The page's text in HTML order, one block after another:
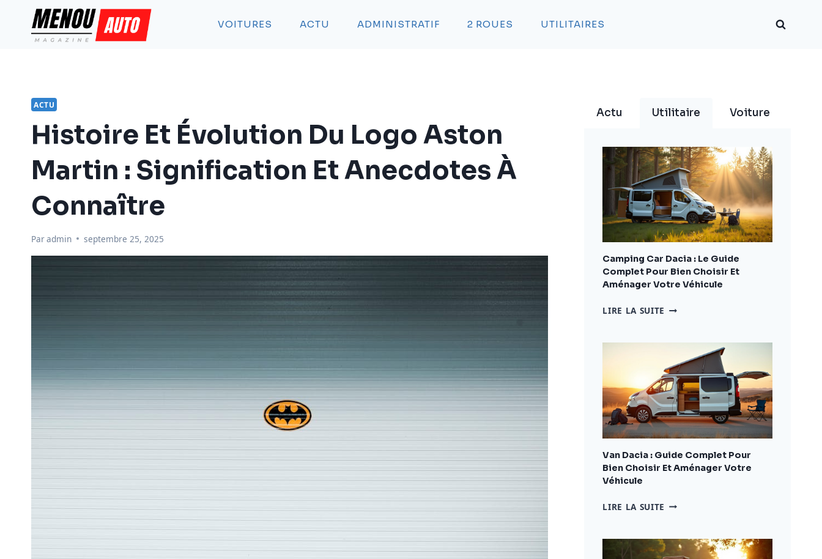
contenu
VOITURES ACTU ADMINISTRATIF 2 ROUES UTILITAIRES
ACTU
Histoire Et Évolution Du Logo Aston
Martin : Signification Et Anecdotes À
Connaître
Paradmin septembre 25, 2025
Actu Utilitaire Voiture
Camping Car Dacia : Le Guide
Complet Pour Bien Choisir Et
Aménager Votre Véhicule
LIRE LA SUITE CAMPING
:
GUIDE
COMPLET
POUR
BIEN
CHOISIR
ET
AMÉNAGER
VOTRE
VÉHICULE
Van Dacia : Guide Complet Pour
Bien Choisir Et Aménager Votre
Véhicule
LIRE LA SUITE VAN
GUIDE
COMPLET